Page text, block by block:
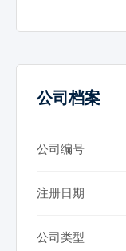
公司档案
公司编号
注册日期
公司类型